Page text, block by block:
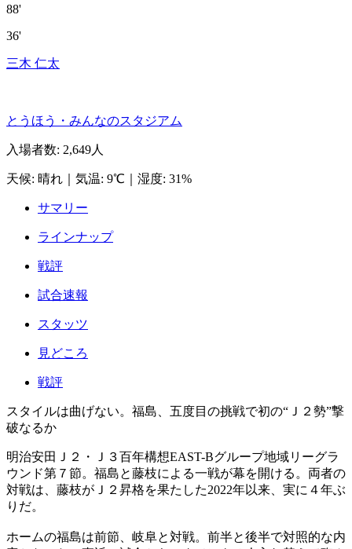
88'
36'
三木 仁太
とうほう・みんなのスタジアム
入場者数: 2,649人
天候: 晴れ 気温: 9℃ 湿度: 31%
サマリー
ラインナップ
戦評
試合速報
スタッツ
見どころ
戦評
スタイルは曲げない。福島、五度目の挑戦で初の“Ｊ２勢”撃
破なるか
明治安田Ｊ２・Ｊ３百年構想EAST-Bグループ地域リーグラ
ウンド第７節。福島と藤枝による一戦が幕を開ける。両者の
対戦は、藤枝がＪ２昇格を果たした2022年以来、実に４年ぶ
りだ。
ホームの福島は前節、岐阜と対戦。前半と後半で対照的な内